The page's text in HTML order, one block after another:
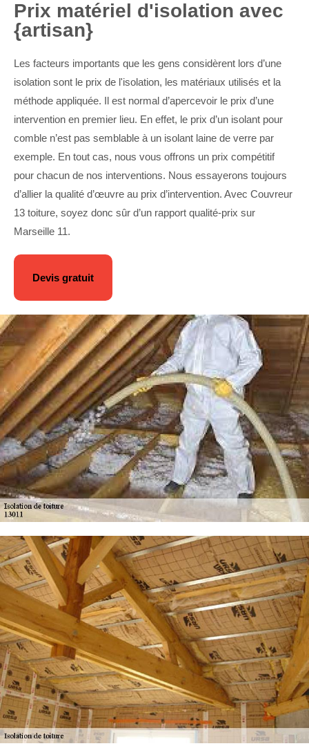
Prix matériel d'isolation avec
{artisan}
Les facteurs importants que les gens considèrent lors d’une
isolation sont le prix de l'isolation, les matériaux utilisés et la
méthode appliquée. Il est normal d’apercevoir le prix d’une
intervention en premier lieu. En effet, le prix d’un isolant pour
comble n’est pas semblable à un isolant laine de verre par
exemple. En tout cas, nous vous offrons un prix compétitif
pour chacun de nos interventions. Nous essayerons toujours
d’allier la qualité d’œuvre au prix d’intervention. Avec Couvreur
13 toiture, soyez donc sûr d’un rapport qualité-prix sur
Marseille 11.
Devis gratuit